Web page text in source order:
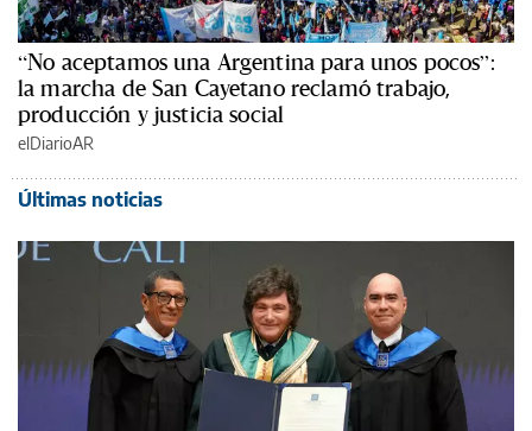
“No aceptamos una Argentina para unos pocos”:
la marcha de San Cayetano reclamó trabajo,
producción y justicia social
elDiarioAR
Últimas noticias